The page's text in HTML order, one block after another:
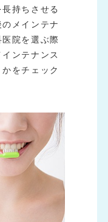
持ちさせる
メインテナ
院を選ぶ際
ンテナンス
をチェック